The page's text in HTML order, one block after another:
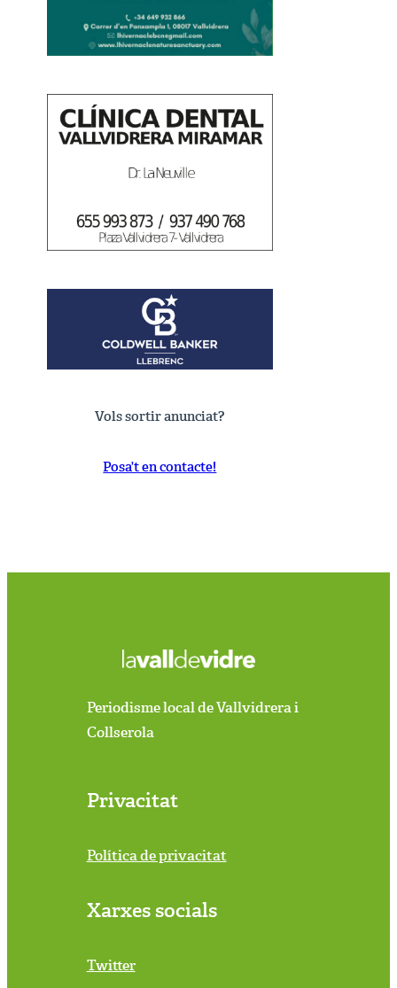
Vols sortir anunciat?
Posa’t en contacte!
Periodisme local de Vallvidrera i
Collserola
Privacitat
Política de privacitat
Xarxes socials
Twitter